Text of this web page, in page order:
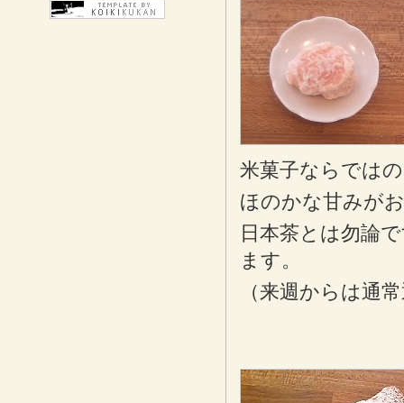
米菓子ならでは
ほのかな甘みが
日本茶とは勿論
ます。
（来週からは通